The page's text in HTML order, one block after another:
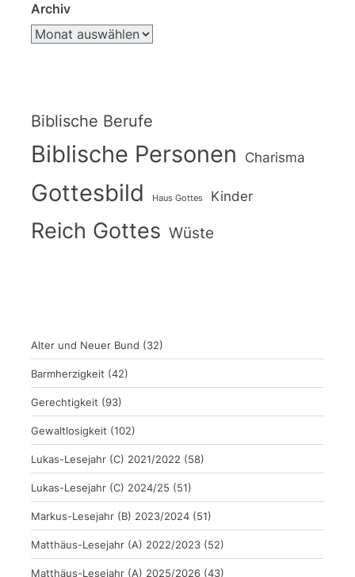
Archiv
Biblische Berufe
Biblische Personen Charisma
Gottesbild Haus Gottes Kinder
Reich Gottes Wüste
Alter und Neuer Bund (32)
Barmherzigkeit (42)
Gerechtigkeit (93)
Gewaltlosigkeit (102)
Lukas-Lesejahr (C) 2021/2022 (58)
Lukas-Lesejahr (C) 2024/25 (51)
Markus-Lesejahr (B) 2023/2024 (51)
Matthäus-Lesejahr (A) 2022/2023 (52)
Matthäus-Lesejahr (A) 2025/2026 (43)